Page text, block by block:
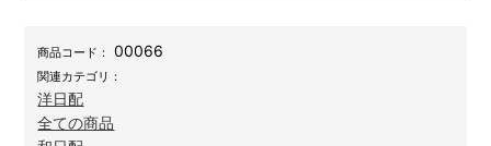
商品コード： 00066
関連カテゴリ：
洋日配
全ての商品